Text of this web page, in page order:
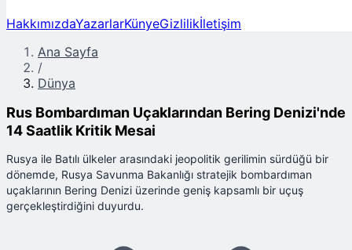
HakkımızdaYazarlarKünyeGizlilikİletişim
Ana Sayfa
/
Dünya
Rus Bombardıman Uçaklarından Bering Denizi'nde
14 Saatlik Kritik Mesai
Rusya ile Batılı ülkeler arasındaki jeopolitik gerilimin sürdüğü bir
dönemde, Rusya Savunma Bakanlığı stratejik bombardıman
uçaklarının Bering Denizi üzerinde geniş kapsamlı bir uçuş
gerçekleştirdiğini duyurdu.